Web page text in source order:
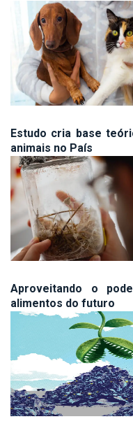
Estudo cria base
animais no País
Aproveitando o
alimentos do futuro